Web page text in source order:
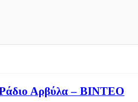
Ράδιο Αρβύλα – ΒΙΝΤΕΟ